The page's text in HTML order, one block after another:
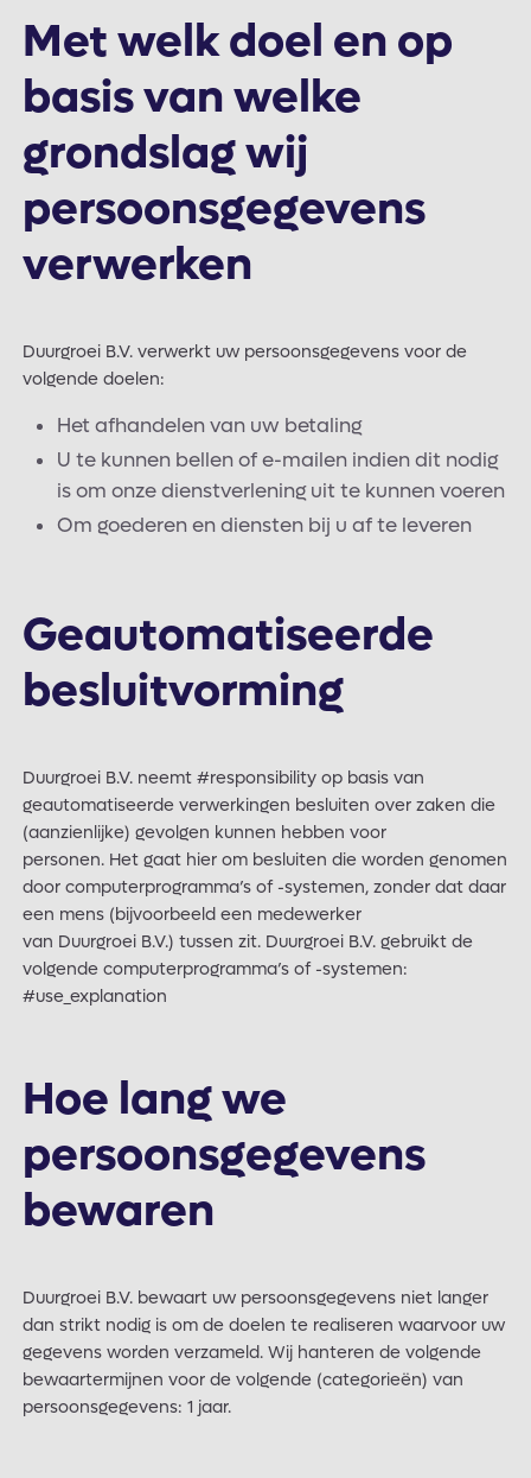
Met welk doel en op
basis van welke
grondslag wij
persoonsgegevens
verwerken
Duurgroei B.V. verwerkt uw persoonsgegevens voor de
volgende doelen:
Het afhandelen van uw betaling
U te kunnen bellen of e-mailen indien dit nodig
is om onze dienstverlening uit te kunnen voeren
Om goederen en diensten bij u af te leveren
Geautomatiseerde
besluitvorming
Duurgroei B.V. neemt #responsibility op basis van
geautomatiseerde verwerkingen besluiten over zaken die
(aanzienlijke) gevolgen kunnen hebben voor
personen. Het gaat hier om besluiten die worden genomen
door computerprogramma’s of -systemen, zonder dat daar
een mens (bijvoorbeeld een medewerker
van Duurgroei B.V.) tussen zit. Duurgroei B.V. gebruikt de
volgende computerprogramma’s of -systemen:
#use_explanation
Hoe lang we
persoonsgegevens
bewaren
Duurgroei B.V. bewaart uw persoonsgegevens niet langer
dan strikt nodig is om de doelen te realiseren waarvoor uw
gegevens worden verzameld. Wij hanteren de volgende
bewaartermijnen voor de volgende (categorieën) van
persoonsgegevens: 1 jaar.